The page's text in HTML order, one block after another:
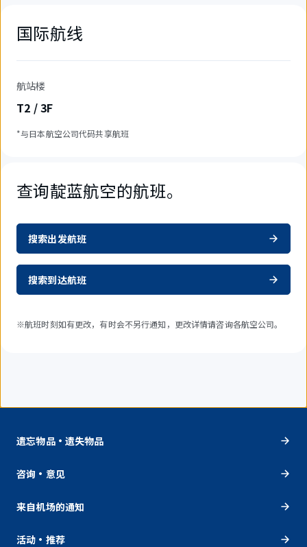
国际航线
航站楼
T2 / 3F
*与日本航空公司代码共享航班
查询靛蓝航空的航班。
搜索出发航班
搜索到达航班
※航班时刻如有更改，有时会不另行通知，更改详情请咨询各航空公司。
遗忘物品・遗失物品
咨询・意见
来自机场的通知
活动・推荐